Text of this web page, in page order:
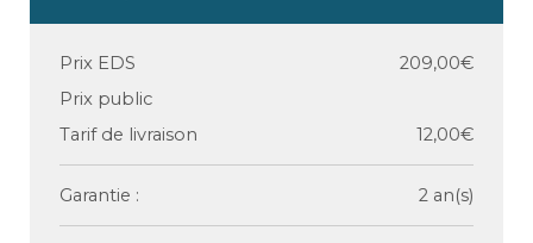
Prix EDS
209,00€
Prix public
Tarif de livraison
12,00€
Garantie : 2 an(s)